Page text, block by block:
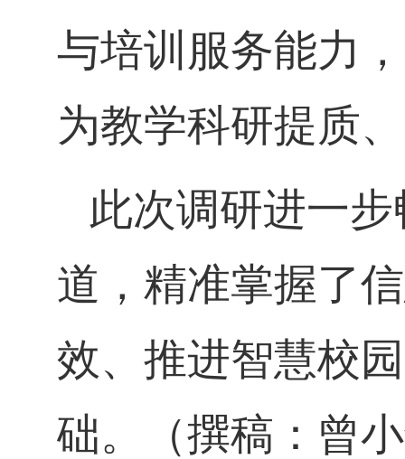
与培训服务能力
为教学科研提质
此次调研进一
道，精准掌握了
效、推进智慧校
础。（撰稿：曾